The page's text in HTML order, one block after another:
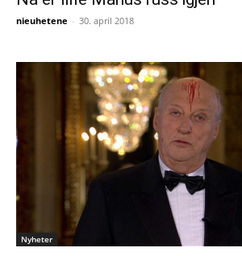
nieuhetene - 30. april 2018
Nyheter